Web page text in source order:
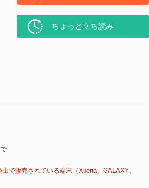
ちょっと立ち読み
で販売されている端末（Xperia、GALAXY、